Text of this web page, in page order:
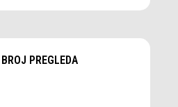
BROJ PREGLEDA